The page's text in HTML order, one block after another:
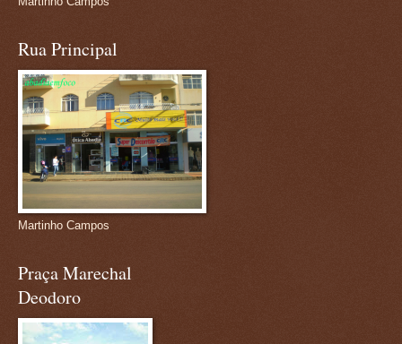
Rua Principal
Martinho Campos
Praça Marechal
Deodoro